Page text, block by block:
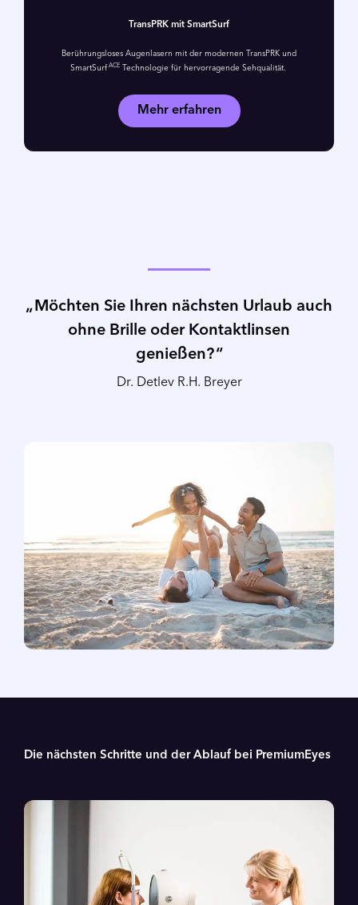
TransPRK mit SmartSurf
Berührungsloses Augenlasern mit der modernen TransPRK und
SmartSurf ACE Technologie für hervorragende Sehqualität.
Mehr erfahren
Möchten Sie Ihren nächsten Urlaub auch
ohne Brille oder Kontaktlinsen
genießen?
Dr. Detlev R.H. Breyer
Die nächsten Schritte und der Ablauf bei PremiumEyes